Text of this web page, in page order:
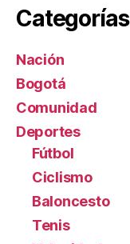
Categorías
Nación
Bogotá
Comunidad
Deportes
Fútbol
Ciclismo
Baloncesto
Tenis